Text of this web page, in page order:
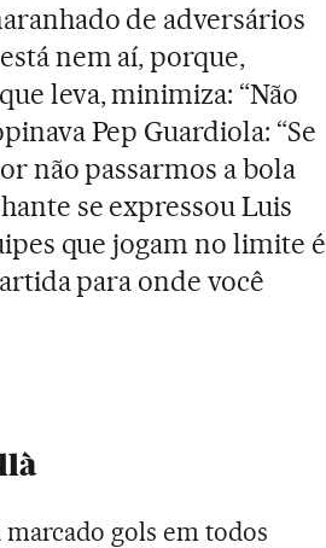
de adversários
nem aí, porque,
leva, minimiza: “Não
Pep Guardiola: “Se
não passarmos a bola
se expressou Luis
que jogam no limite é
para onde você
marcado gols em todos